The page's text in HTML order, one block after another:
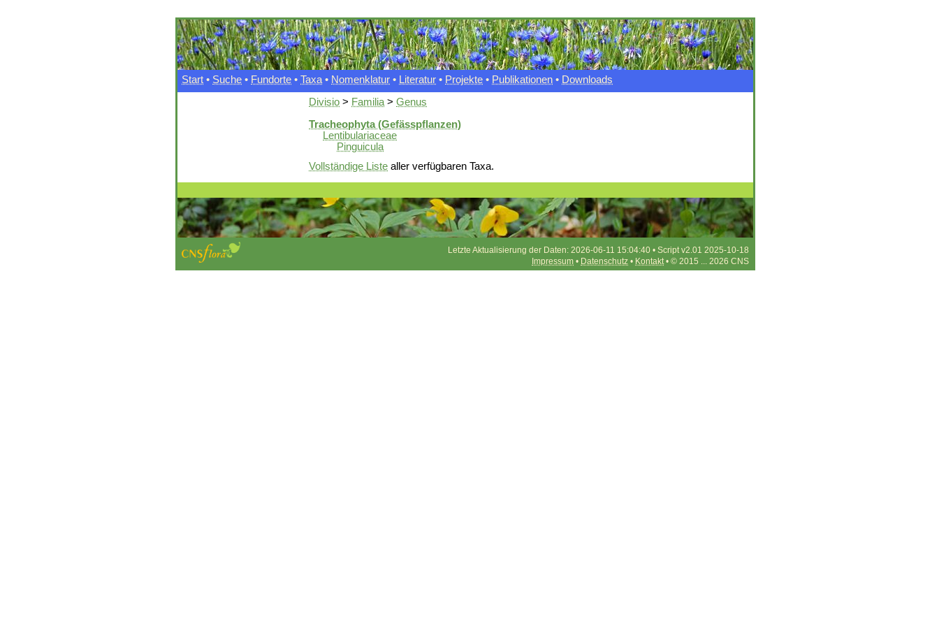
Start • Suche • Fundorte • Taxa • Nomenklatur • Literatur • Projekte • Publikationen • Downloads
Divisio > Familia > Genus
Tracheophyta (Gefässpflanzen)
Lentibulariaceae
Pinguicula
Vollständige Liste aller verfügbaren Taxa.
Letzte Aktualisierung der Daten: 2026-06-11 15:04:40 • Script v2.01 2025-10-18
Impressum • Datenschutz • Kontakt• © 2015 ... 2026 CNS